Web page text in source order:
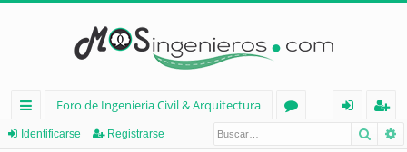
nl
Foro de Ingenieria Civil & Arquitectura
eg
Identificarse Registrarse